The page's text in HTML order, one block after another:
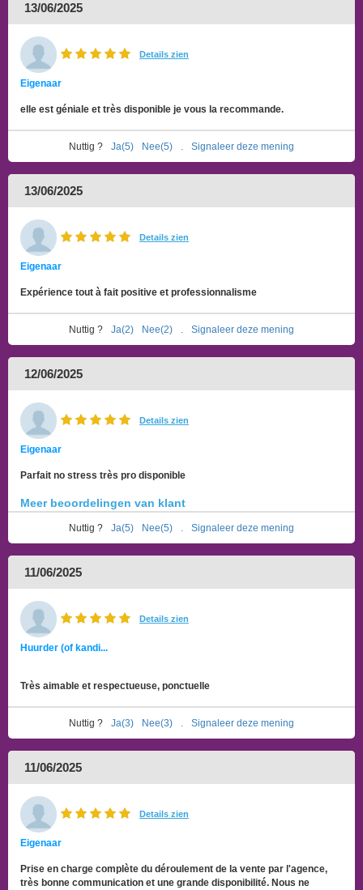
13/06/2025
Details zien
Eigenaar
elle est géniale et très disponible je vous la recommande.
Nuttig ? Ja(5) Nee(5) Signaleer deze mening
13/06/2025
Details zien
Eigenaar
Expérience tout à fait positive et professionnalisme
Nuttig ? Ja(2) Nee(2) Signaleer deze mening
12/06/2025
Details zien
Eigenaar
Parfait no stress très pro disponible
Meer beoordelingen van klant
Nuttig ? Ja(5) Nee(5) Signaleer deze mening
11/06/2025
Details zien
Huurder (of kandi...
Très aimable et respectueuse, ponctuelle
Nuttig ? Ja(3) Nee(3) Signaleer deze mening
11/06/2025
Details zien
Eigenaar
Prise en charge complète du déroulement de la vente par l'agence,
très bonne communication et une grande disponibilité. Nous ne